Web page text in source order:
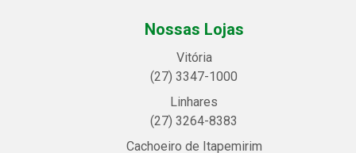
Nossas Lojas
Vitória
(27) 3347-1000
Linhares
(27) 3264-8383
Cachoeiro de Itapemirim